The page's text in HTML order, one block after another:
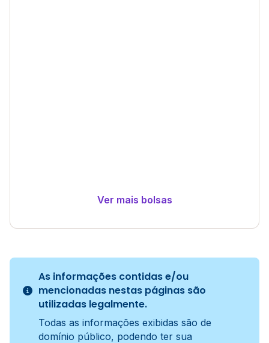
Ver mais bolsas
As informações contidas e/ou
mencionadas nestas páginas são
utilizadas legalmente.
Todas as informações exibidas são de
domínio público, podendo ter sua